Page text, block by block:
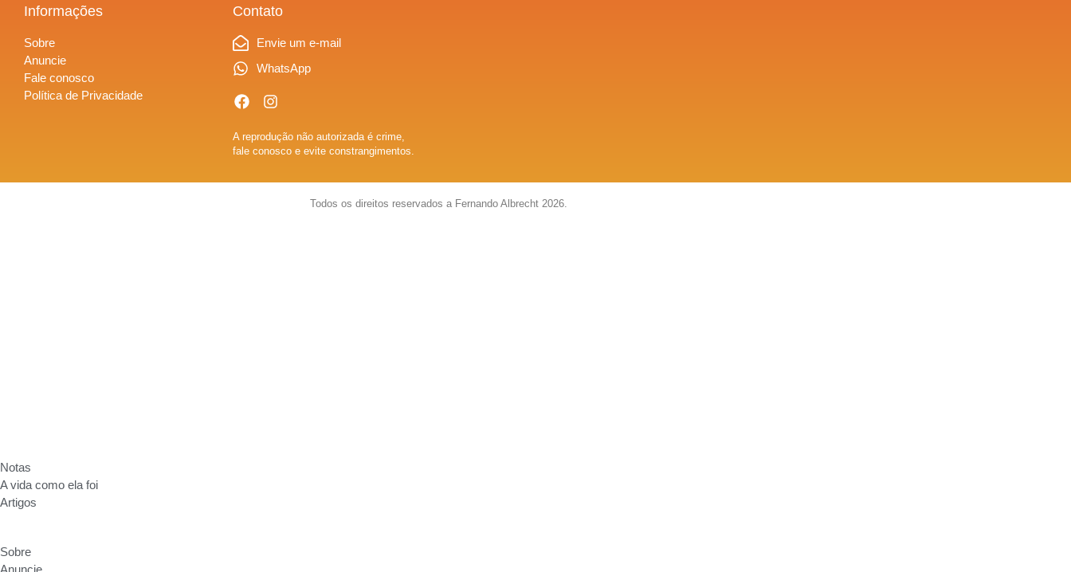
Informações
Sobre
Anuncie
Fale conosco
Política de Privacidade
Contato
Envie um e-mail
WhatsApp
A reprodução não autorizada é crime,
fale conosco e evite constrangimentos.
Todos os direitos reservados a Fernando Albrecht 2026.
Notas
A vida como ela foi
Artigos
Sobre